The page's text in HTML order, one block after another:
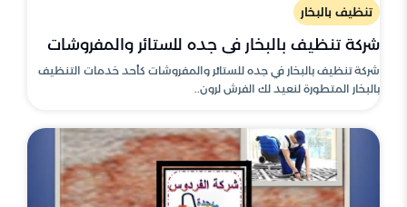
تنظيف بالبخار
شركة تنظيف بالبخار في جده للستائر والمفروشات
شركة تنظيف بالبخار في جده للستائر والمفروشات كأحد خدمات التنظيف
بالبخار المتطورة لنعيد لك الفرش لرون..